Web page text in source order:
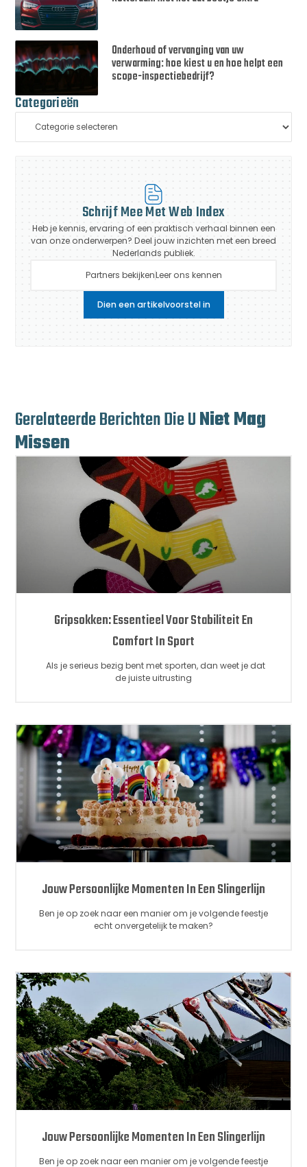
Onderhoud of vervanging van uw
verwarming: hoe kiest u en hoe helpt een
scope-inspectiebedrijf?
Categorieën
Schrijf Mee Met Web Index
Heb je kennis, ervaring of een praktisch verhaal binnen een
van onze onderwerpen? Deel jouw inzichten met een breed
Nederlands publiek.
Partners bekijkenLeer ons kennen
Dien een artikelvoorstel in
Gerelateerde Berichten Die UNiet Mag
Missen
Gripsokken: Essentieel Voor Stabiliteit En
Comfort In Sport
Als je serieus bezig bent met sporten, dan weet je dat
de juiste uitrusting
Jouw Persoonlijke Momenten In Een Slingerlijn
Ben je op zoek naar een manier om je volgende feestje
echt onvergetelijk te maken?
Jouw Persoonlijke Momenten In Een Slingerlijn
Ben je op zoek naar een manier om je volgende feestje